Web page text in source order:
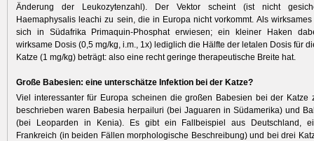
Änderung der Leukozytenzahl). Der Vektor scheint (ist nicht
Haemaphysalis leachi zu sein, die in Europa nicht vorkommt. Als
sich in Südafrika Primaquin-Phosphat erwiesen; ein kleiner Haken
wirksame Dosis (0,5 mg/kg, i.m., 1x) lediglich die Hälfte der letalen Dosis für
Katze (1 mg/kg) beträgt: also eine recht geringe therapeutische Breite hat.
Große Babesien: eine unterschätze Infektion bei der Katze?
Viel interessanter für Europa scheinen die großen Babesien bei der Katze
beschrieben waren Babesia herpailuri (bei Jaguaren in Südamerika) und
(bei Leoparden in Kenia). Es gibt ein Fallbeispiel aus Deutschland,
Frankreich (in beiden Fällen morphologische Beschreibung) und bei drei